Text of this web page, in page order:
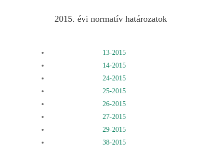
2015. évi normatív határozatok
13-2015
14-2015
24-2015
25-2015
26-2015
27-2015
29-2015
38-2015